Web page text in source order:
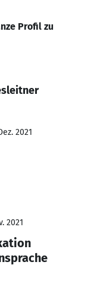
Profil zu
2021
2021